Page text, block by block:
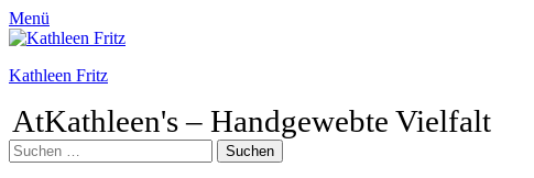
Menü
Kathleen Fritz
AtKathleen's – Handgewebte Vielfalt
Suchen
nach: